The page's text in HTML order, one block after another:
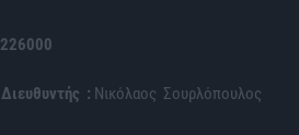
: Νικόλαος Σουρλόπουλος